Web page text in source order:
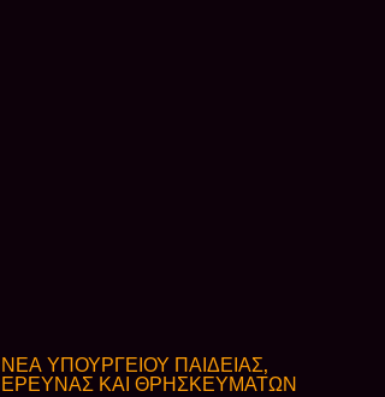
ΝΕΑ ΥΠΟΥΡΓΕΙΟΥ ΠΑΙΔΕΙΑΣ,
ΕΡΕΥΝΑΣ ΚΑΙ ΘΡΗΣΚΕΥΜΑΤΩΝ